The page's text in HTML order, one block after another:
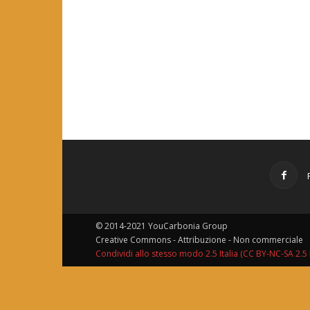
© 2014-2021 YouCarbonia Group
Creative Commons - Attribuzione - Non commerciale
Condividi allo stesso modo 2.5 Italia (CC BY-NC-SA 2.5